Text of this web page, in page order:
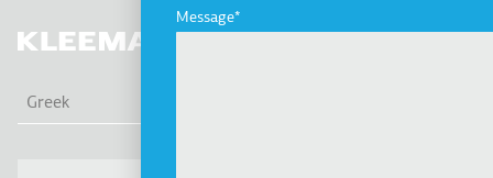
Message
Greek